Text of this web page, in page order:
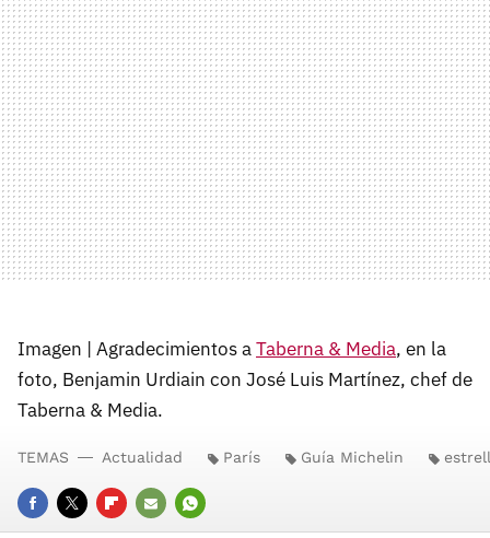
Imagen | Agradecimientos aTaberna & Media, en la
foto, Benjamin Urdiain con José Luis Martínez, chef de
Taberna & Media.
FACEBOOK
TWITTERFLIPBOARD
E- WHATSAPP
TEMAS Actualidad París Guía Michelin